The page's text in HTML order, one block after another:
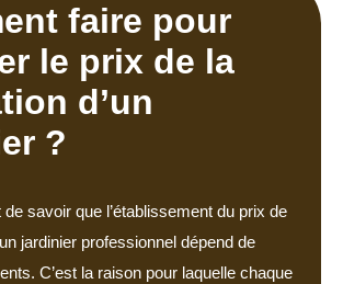
faire pour
le prix de la
d’un
?
savoir que l’établissement du prix de
jardinier professionnel dépend de
C’est la raison pour laquelle chaque